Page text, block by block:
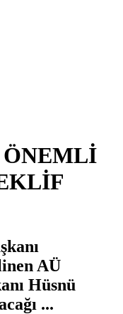
ÖNEMLİ
AÜ
Hüsnü
...